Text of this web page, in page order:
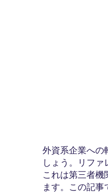
外資系企業への
しょう。リフ
これは第三者機
ます。この記